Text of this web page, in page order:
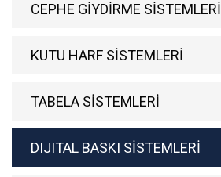
CEPHE GİYDİRME SİSTEMLERİ
KUTU HARF SİSTEMLERİ
TABELA SİSTEMLERİ
DIJITAL BASKI SİSTEMLERİ